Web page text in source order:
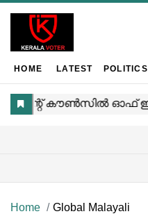
HOME LATEST POLITICS
Home Global Malayali